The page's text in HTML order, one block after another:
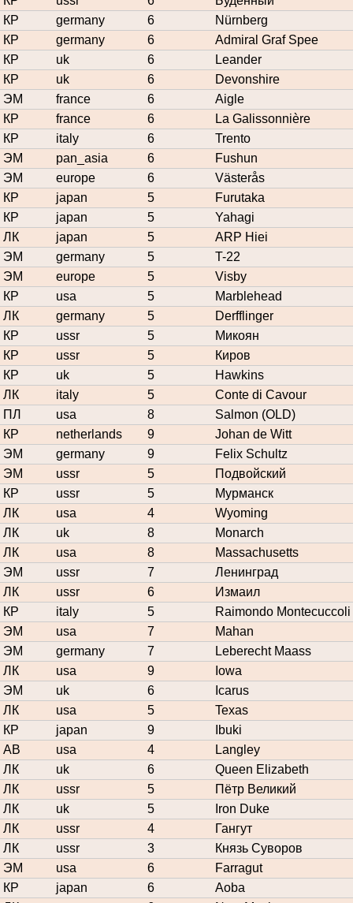
КР
germany 6
Nürnberg
КР
germany 6
Admiral Graf Spee
КР
uk 6
Leander
КР
uk 6
Devonshire
ЭМ
france 6
Aigle
КР
france 6
La Galissonnière
КР
italy 6
Trento
ЭМ
pan_asia 6
Fushun
ЭМ
europe 6
Västerås
КР
japan 5
Furutaka
КР
japan 5
Yahagi
ЛК
japan 5
ARP Hiei
ЭМ
germany 5
T-22
ЭМ
europe 5
Visby
КР
usa 5
Marblehead
ЛК
germany 5
Derfflinger
КР
ussr 5
Микоян
КР
ussr 5
Киров
КР
uk 5
Hawkins
ЛК
italy 5
Conte di Cavour
ПЛ
usa 8
Salmon (OLD)
КР
netherlands 9
Johan de Witt
ЭМ
germany 9
Felix Schultz
ЭМ
ussr 5
Подвойский
КР
ussr 5
Мурманск
ЛК
usa 4
Wyoming
ЛК
uk 8
Monarch
ЛК
usa 8
Massachusetts
ЭМ
ussr 7
Ленинград
ЛК
ussr 6
Измаил
КР
italy 5
Raimondo Montecuccoli
ЭМ
usa 7
Mahan
ЭМ
germany 7
Leberecht Maass
ЛК
usa 9
Iowa
ЭМ
uk 6
Icarus
ЛК
usa 5
Texas
КР
japan 9
Ibuki
АВ
usa 4
Langley
ЛК
uk 6
Queen Elizabeth
ЛК
ussr 5
Пётр Великий
ЛК
uk 5
Iron Duke
ЛК
ussr 4
Гангут
ЛК
ussr 3
Князь Суворов
ЭМ
usa 6
Farragut
КР
japan 6
Aoba